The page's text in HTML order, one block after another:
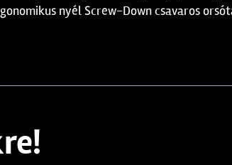
nyél Screw-Down csavaros